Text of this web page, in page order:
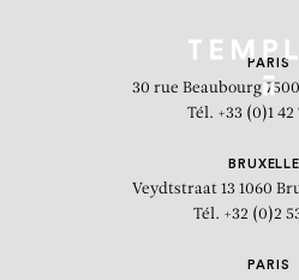
PARIS
30 rue Beaubourg
Tél. +33 (0)1 42
Veydtstraat 13 1060
Tél. +32 (0)2
PARIS